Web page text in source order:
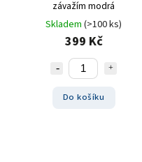
závažím modrá
Skladem (>100 ks)
399 Kč
Do košíku